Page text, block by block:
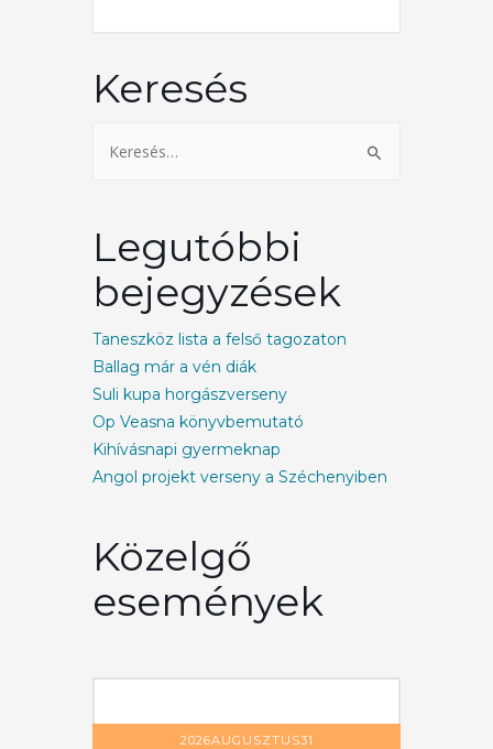
Keresés
Legutóbbi
bejegyzések
Taneszköz lista a felső tagozaton
Ballag már a vén diák
Suli kupa horgászverseny
Op Veasna könyvbemutató
Kihívásnapi gyermeknap
Angol projekt verseny a Széchenyiben
Közelgő
események
2026AUGUSZTUS31